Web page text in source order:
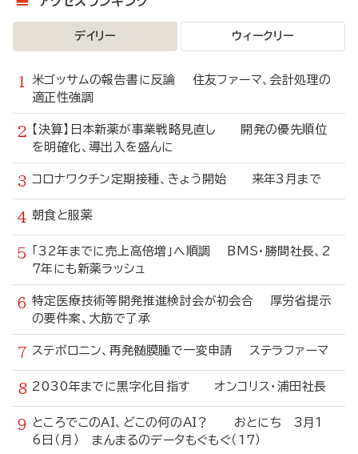
デイリー ウィークリー
米ゴッサムの報告書に反論 住友ファーマ、会計処理の
適正性強調
【決算】日本新薬が事業戦略見直し 開発の優先順位
を明確化、導出入を盛んに
コロナワクチン定期接種、きょう開始 来年3月まで
朝食と服薬
「32年までに売上高倍増」へ順調 BMS・勝間社長、2
7年にも新薬ラッシュ
特定医療技術等開発推進検討会が初会合 厚労省提示
の要件案、大筋で了承
ステボロニン、再発髄膜腫で一変申請 ステラファーマ
2030年までに黒字化目指す オンコリス・浦田社長
ところでこのAI、どこの何のAI？ おとにち 3月1
6日（月） まんまるのデータもぐもぐ（17）